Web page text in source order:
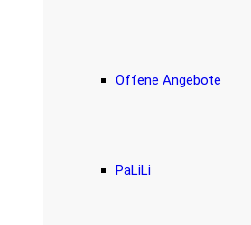
Offene Angebote
PaLiLi